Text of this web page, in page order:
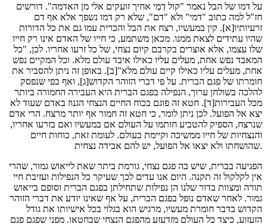
על דמו של הבל נאמר "קול דְמֵי אחיך זועקים אלי מן האדמה". דורשים
חז"ל למה כתוב "דמי" ולא "דם", שלא רק דמו נשפך אלא אף דם
זרעיותיו[א]. קין במעשיו, רצח את הבל והכרית עמו גם את כל הדורות
שהיו עתידים לצאת ממנו. מכאן משתמע, כי חייו של האדם אינו רק חייו
שלו עצמו, אלא אוצרים בקרבם קיום נצחי, של כל זרעו אחריו. לכן, "כל
המאבד נפש אחת, מעלים עליו כאילו איבד עולם מלא. וכל המקיים נפש
אחת, מעלים עליו כאילו קיים עולם מלא"[ב]. באופן זה ניתן להסביר את
חומרתו של פגם הברית. על פי דברי הזוהר הקדוש[ג], ואף כפי שנפסק
להלכה בשולחן ערוך, הנפילה בפגם הברית היא העבירה החמורה ביותר
מכל העבירות[ד]. חטא זה פוגם בכוח החיים הנצחי הגנוז באדם שעוד לא
יצא אל הפועל. לכן ניתן לומר, כי חטא זה חמור אף יותר מרצח. הרי אדם
שנרצח, הספיק להטביע חותמו על העולם אם במעשיו ואם בזרעו אחריו,
והנצחיות של חייו ממשיכה וקיימת בעולם. לעומת זאת, כוחות חיים
שהושחתו ולא יצאו אל הפועל, יש להם אבידה נצחית.
הפגיעה בברית, שיש בה פגם נצחי, גורמת ביתר שאת לייאוש גמור, שהרי
אין לקלקול זה תקנה. היום אנו עדים לכך שעיקר כל הנפילות ועזיבת חיי
תורה ומצוות בדור שלנו הן נפילות שתחילתן בפגם הברית וסופם בייאוש
גמור. לאחר שאדם נופל בפגם הברית, על אף שאינו יודע את דברי הזוהר
הקדוש בדבר חומרת מעשיו, מרגיש הוא בגלוי בכל אישיותו את גודל
הזעזוע, כיצד כל העולם מזדעזע מהפגם הנצחי שבחטאו. מפני שפגם פגם